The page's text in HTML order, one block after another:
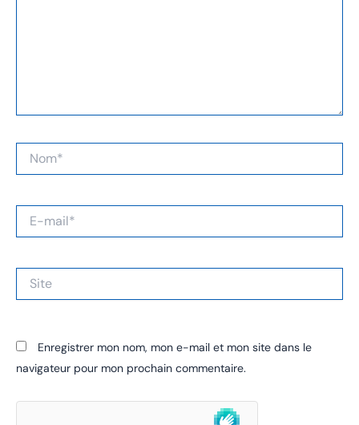
mail*
Enregistrer mon nom, mon e-mail et mon site dans le
navigateur pour mon prochain commentaire.